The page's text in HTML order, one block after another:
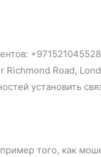
+971521045528
Road,
установить
того, как